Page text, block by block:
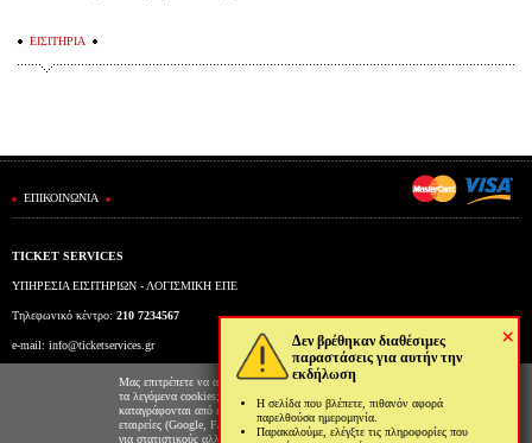
×
Δεν βρέθηκαν διαθέσιμες
παραστάσεις για αυτήν την
εκδήλωση
Η σελίδα που βλέπετε, πιθανόν αφορά
παρελθούσα ημερομηνία.
Παρακαλούμε, ελέγξτε τις πληροφορίες που
ΕΙΣΙΤΗΡΙΑ
ΕΠΙΚΟΙΝΩΝΙΑ
TICKET SERVICES
ΥΠΗΡΕΣΙΑ ΕΙΣΙΤΗΡΙΩΝ - ΛΟΓΙΣΜΙΚΗ ΕΠΕ
Τηλεφωνικό κέντρο: 210 7234567
e-mail: info@ticketservices.gr
Εκδοτήριο: Πανεπιστημίου 39 (Στοά Πεσμαζόγλου), Αθήνα
Ώρες λειτουργίας εκδοτηρίου: Δευ-Παρ: 9πμ-5μμ
Μας επιτρέπετε να αποθηκεύουμε στον φυλλομετρητή σας
τα λεγόμενα cookies; Με αυτόν τον τρόπο θα
καταγράφονται από εμάς και τρίτες συνεργαζόμενες
εταιρείες (Google, Facebook κτλ) στοιχεία επισκεψιμότητας
για στατιστικούς αλλά και διαφημιστικούς λόγους. Μπορείτε